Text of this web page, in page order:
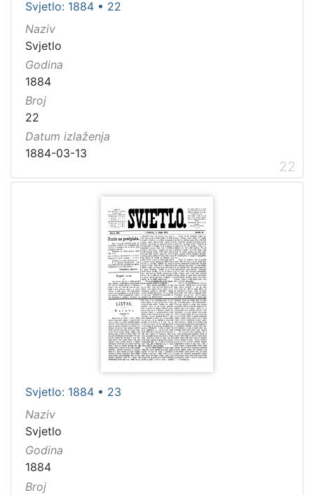
Svjetlo: 1884 • 22
Naziv
Svjetlo
Godina
1884
Broj
22
Datum izlaženja
1884-03-13
22
Svjetlo: 1884 • 23
Naziv
Svjetlo
Godina
1884
Broj